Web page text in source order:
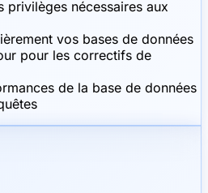
privilèges nécessaires aux
vos bases de données
pour les correctifs de
de la base de données